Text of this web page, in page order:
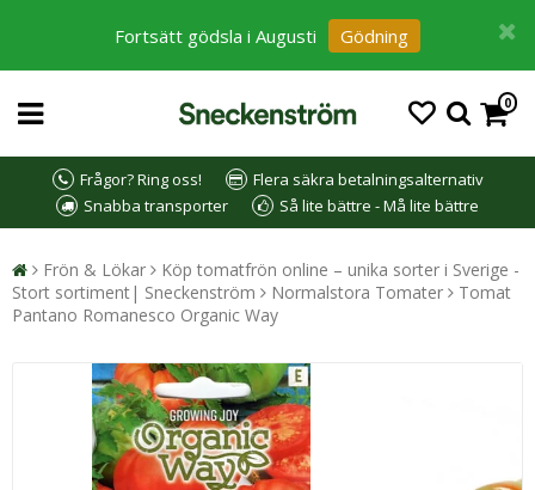
Fortsätt gödsla i Augusti Gödning
0
Frågor? Ring oss!
Flera säkra betalningsalternativ
Snabba transporter
Så lite bättre - Må lite bättre
Frön & Lökar
Köp tomatfrön online – unika sorter i Sverige -
Stort sortiment| Sneckenström
Normalstora Tomater
Tomat
Pantano Romanesco Organic Way